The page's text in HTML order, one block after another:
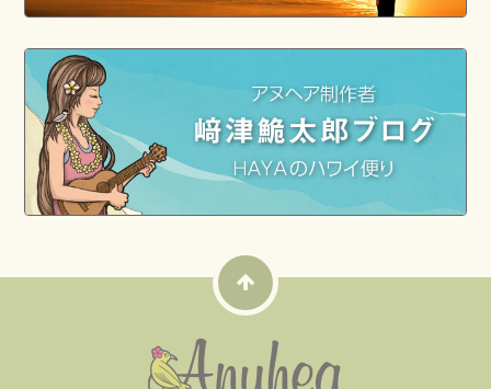
11/9/2017 ［鳥］チドリ（ダイゼン、ムナグ
リ、ミズカキチドリ、フタオビチ
ドリ）まとめを追加しました。
10/4/2017
アジサシ（クロアジサシ、
ヒメクロアジサシ、ハイイロアジ
サシ、ナンヨウマミジロアジサ
シ、マミジロアジサシ、コアジサ
シ、アメリカコアジサシ、ハシブ
トアジサシ、オニアジサシ、ハシ
グロクロハラアジサシ、ハジロク